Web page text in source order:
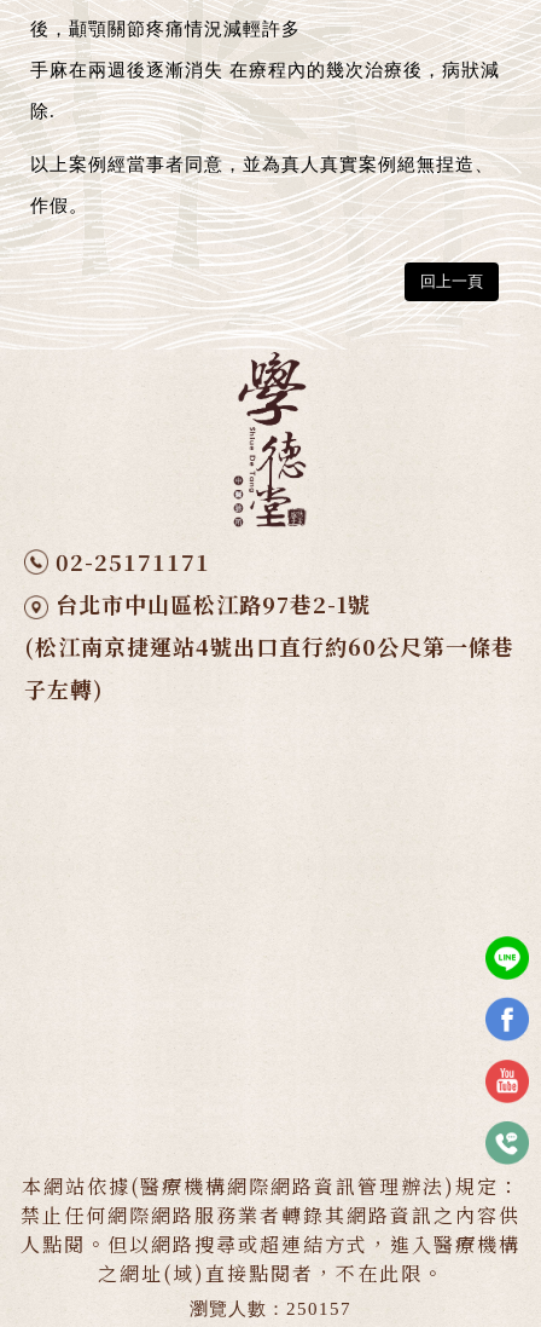
後，顳顎關節疼痛情況減輕許多
手麻在兩週後逐漸消失 在療程內的幾次治療後，病狀減
除.
以上案例經當事者同意，並為真人真實案例絕無捏造、
作假。
回上一頁
02-25171171
台北市中山區松江路97巷2-1號
(松江南京捷運站4號出口直行約60公尺第一條巷
子左轉)
本網站依據(醫療機構網際網路資訊管理辦法)規定：
禁止任何網際網路服務業者轉錄其網路資訊之內容供
人點閱。但以網路搜尋或超連結方式，進入醫療機構
之網址(域)直接點閱者，不在此限。
瀏覽人數：250157